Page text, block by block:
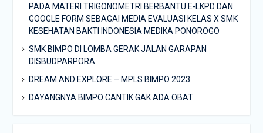
PADA MATERI TRIGONOMETRI BERBANTU E-LKPD DAN
GOOGLE FORM SEBAGAI MEDIA EVALUASI KELAS X SMK
KESEHATAN BAKTI INDONESIA MEDIKA PONOROGO
SMK BIMPO DI LOMBA GERAK JALAN GARAPAN
DISBUDPARPORA
DREAM AND EXPLORE – MPLS BIMPO 2023
DAYANGNYA BIMPO CANTIK GAK ADA OBAT